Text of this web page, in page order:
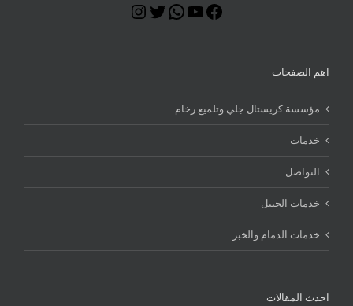
Facebook
YouTube
WhatsApp
Twitter
اهم الصفحات
مؤسسة كريستال جلي وتلميع رخام
خدمات
التواصل
خدمات الجبيل
خدمات الدمام والخبر
احدث المقالات